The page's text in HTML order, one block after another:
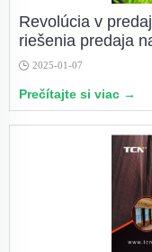
Revolúcia v
riešenia predaja
2025-01-07
Prečítajte si viac →